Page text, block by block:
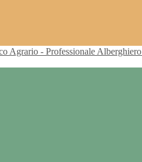
Agrario - Professionale Alberghiero